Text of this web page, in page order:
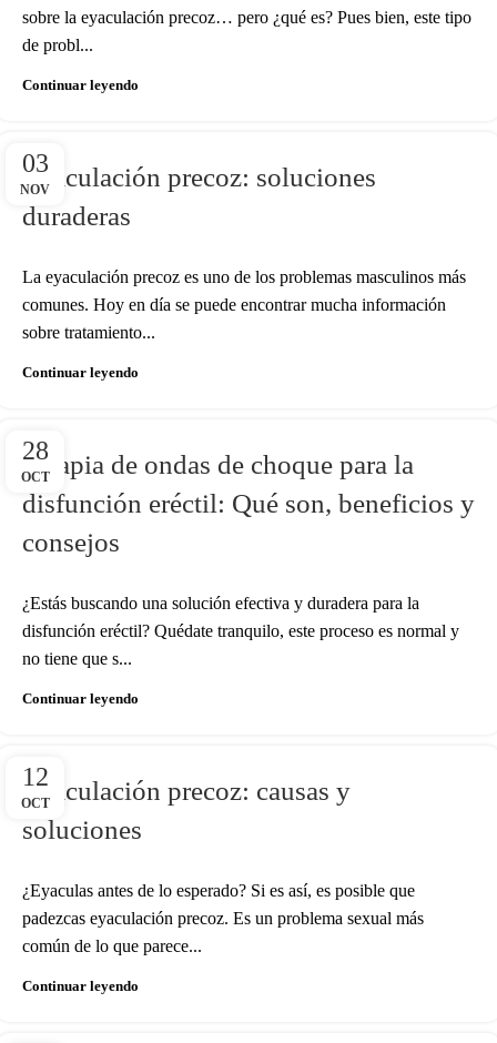
sobre la eyaculación precoz… pero ¿qué es? Pues bien, este tipo
de probl...
Continuar leyendo
03
NOV
Eyaculación precoz: soluciones
duraderas
La eyaculación precoz es uno de los problemas masculinos más
comunes. Hoy en día se puede encontrar mucha información
sobre tratamiento...
Continuar leyendo
28
OCT
Terapia de ondas de choque para la
disfunción eréctil: Qué son, beneficios y
consejos
¿Estás buscando una solución efectiva y duradera para la
disfunción eréctil? Quédate tranquilo, este proceso es normal y
no tiene que s...
Continuar leyendo
12
OCT
Eyaculación precoz: causas y
soluciones
¿Eyaculas antes de lo esperado? Si es así, es posible que
padezcas eyaculación precoz. Es un problema sexual más
común de lo que parece...
Continuar leyendo